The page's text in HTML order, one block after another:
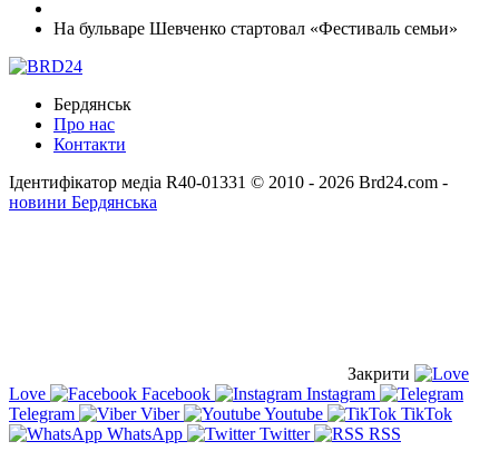
На бульваре Шевченко стартовал «Фестиваль семьи»
Бердянськ
Про нас
Контакти
Ідентифікатор медіа R40-01331 © 2010 - 2026 Brd24.com -
новини Бердянська
Закрити
Love
Facebook
Instagram
Telegram
Viber Youtube
TikTok
WhatsApp
Twitter RSS